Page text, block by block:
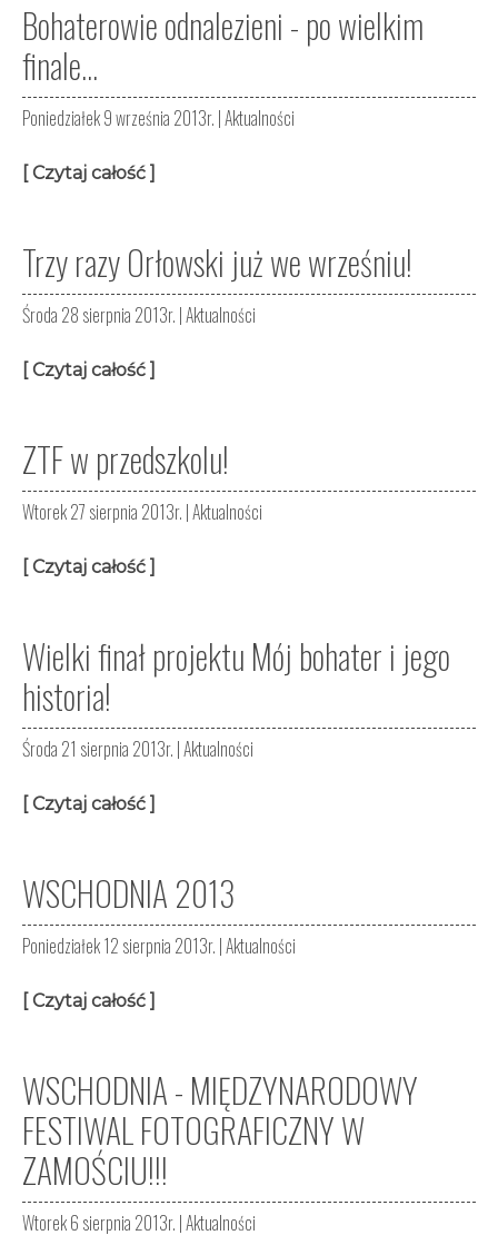
Bohaterowie odnalezieni - po wielkim
finale...
Poniedziałek 9 września 2013r. |Aktualności
[ Czytaj całość ]
Trzy razy Orłowski już we wrześniu!
Środa 28 sierpnia 2013r. |Aktualności
[ Czytaj całość ]
ZTF w przedszkolu!
Wtorek 27 sierpnia 2013r. |Aktualności
[ Czytaj całość ]
Wielki finał projektu Mój bohater i jego
historia!
Środa 21 sierpnia 2013r. |Aktualności
[ Czytaj całość ]
WSCHODNIA 2013
Poniedziałek 12 sierpnia 2013r. |Aktualności
[ Czytaj całość ]
WSCHODNIA - MIĘDZYNARODOWY
FESTIWAL FOTOGRAFICZNY W
ZAMOŚCIU!!!
Wtorek 6 sierpnia 2013r. |Aktualności